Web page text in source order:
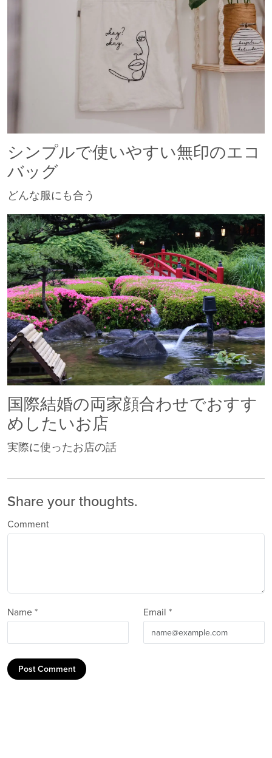
シンプルで使いやすい無印のエコ
バッグ
どんな服にも合う
国際結婚の両家顔合わせでおすす
めしたいお店
実際に使ったお店の話
Share your thoughts.
Comment
Name * Email *
Post Comment